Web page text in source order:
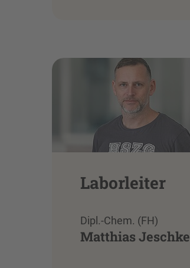
Laborleiter
Dipl.-Chem. (FH)
Matthias Jeschke